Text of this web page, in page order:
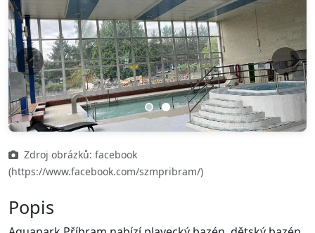
Previous Next
Zdroj obrázků: facebook
(https://www.facebook.com/szmpribram/)
Popis